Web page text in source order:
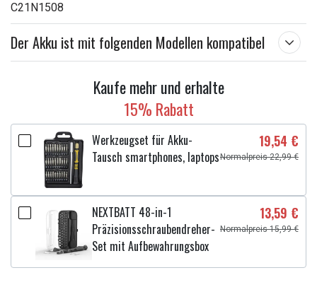
C21N1508
Der Akku ist mit folgenden Modellen kompatibel
Kaufe mehr und erhalte
15% Rabatt
Werkzeugset für Akku-
Tausch smartphones, laptops
19,54 €
Normalpreis 22,99 €
NEXTBATT 48-in-1
Präzisionsschraubendreher-
Set mit Aufbewahrungsbox
13,59 €
Normalpreis 15,99 €